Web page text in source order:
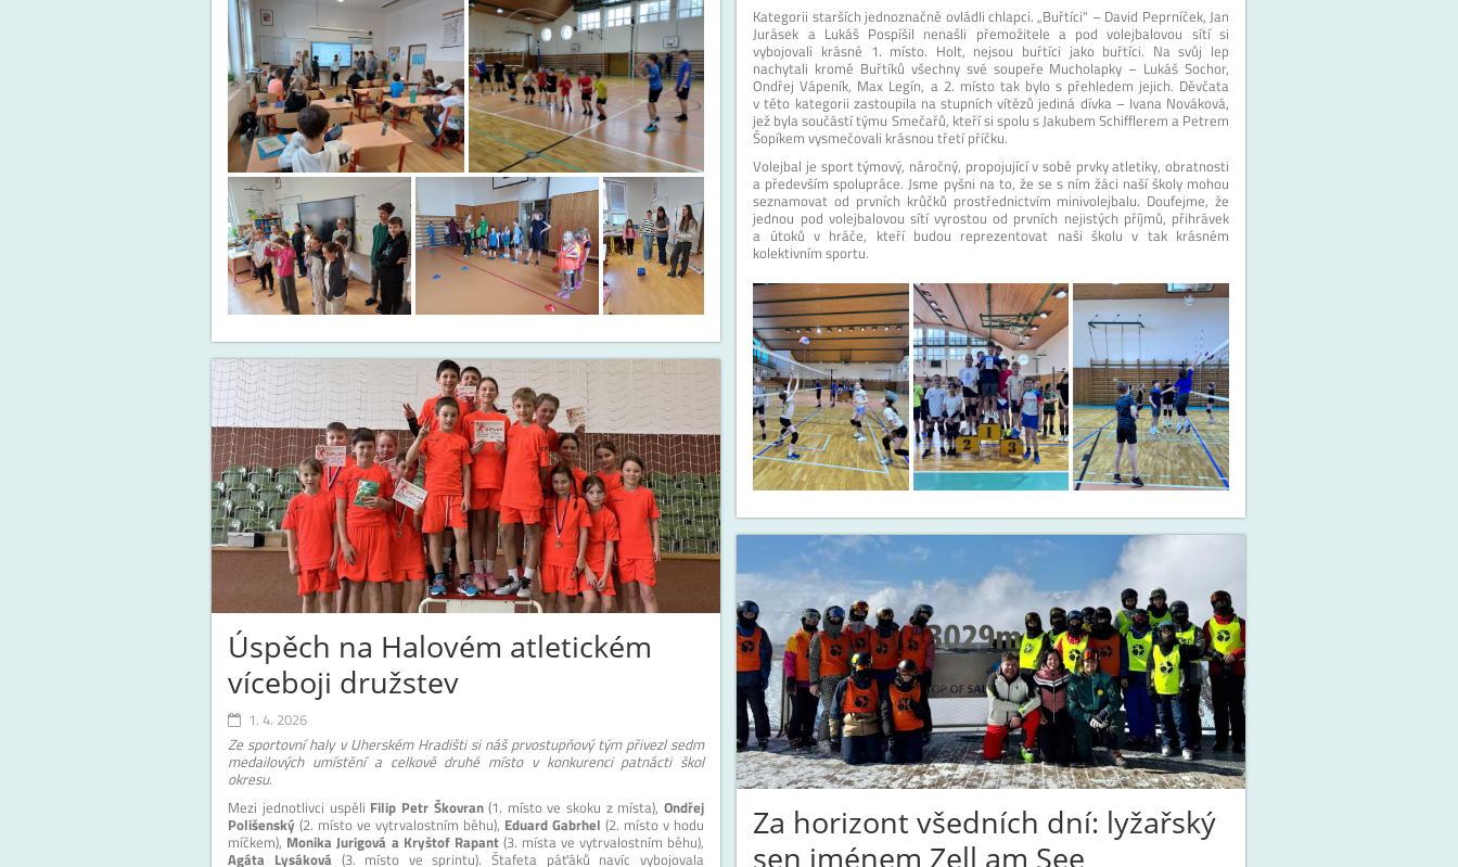
Kategorii starších jednoznačně ovládli chlapci. „Buřtíci“ – David Peprníček, Jan
Jurásek a Lukáš Pospíšil nenašli přemožitele a pod volejbalovou sítí si
vybojovali krásné 1. místo. Holt, nejsou buřtíci jako buřtíci. Na svůj lep
nachytali kromě Buřtíků všechny své soupeře Mucholapky – Lukáš Sochor,
Ondřej Vápeník, Max Legín, a 2. místo tak bylo s přehledem jejich. Děvčata
v této kategorii zastoupila na stupních vítězů jediná dívka – Ivana Nováková,
jež byla součástí týmu Smečařů, kteří si spolu s Jakubem Schifflerem a Petrem
Šopíkem vysmečovali krásnou třetí příčku.
Volejbal je sport týmový, náročný, propojující v sobě prvky atletiky, obratnosti
a především spolupráce. Jsme pyšni na to, že se s ním žáci naší školy mohou
seznamovat od prvních krůčků prostřednictvím minivolejbalu. Doufejme, že
jednou pod volejbalovou sítí vyrostou od prvních nejistých příjmů, přihrávek
a útoků v hráče, kteří budou reprezentovat naši školu v tak krásném
kolektivním sportu.
Úspěch na Halovém atletickém
víceboji družstev
1. 4. 2026
Ze sportovní haly v Uherském Hradišti si náš prvostupňový tým přivezl sedm
medailových umístění a celkově druhé místo v konkurenci patnácti škol
okresu.
Mezi jednotlivci uspěli Filip Petr Škovran(1. místo ve skoku z místa),Ondřej
Polišenský (2. místo ve vytrvalostním běhu), Eduard Gabrhel (2. místo v hodu
míčkem), Monika Jurigová a Kryštof Rapant(3. místa ve vytrvalostním běhu),
Agáta Lysáková(3. místo ve sprintu). Štafeta páťáků navíc vybojovala
Za horizont všedních dní: lyžařský
sen jménem Zell am See